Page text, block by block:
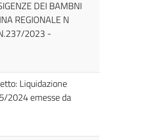
DEI BAMBNI
REGIONALE N
2023 -
Liquidazione
2024 emesse da